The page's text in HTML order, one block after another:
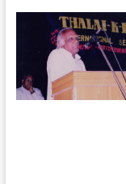
ராமானுஜம்
–
2